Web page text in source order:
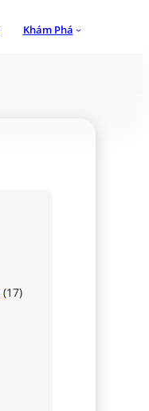
Khám Phá
(17)